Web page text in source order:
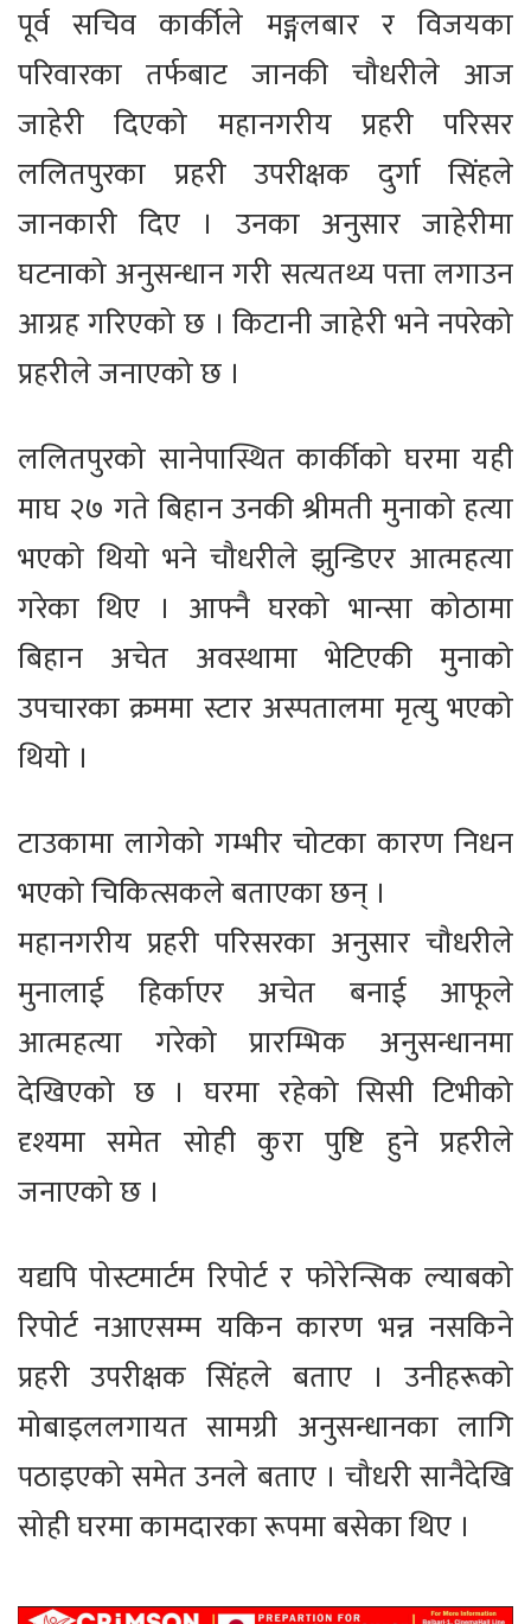
पूर्व सचिव कार्कीले मङ्गलबार र विजयका
परिवारका तर्फबाट जानकी चौधरीले आज
जाहेरी दिएको महानगरीय प्रहरी परिसर
ललितपुरका प्रहरी उपरीक्षक दुर्गा सिंहले
जानकारी दिए । उनका अनुसार जाहेरीमा
घटनाको अनुसन्धान गरी सत्यतथ्य पत्ता लगाउन
आग्रह गरिएको छ । किटानी जाहेरी भने नपरेको
प्रहरीले जनाएको छ ।
ललितपुरको सानेपास्थित कार्कीको घरमा यही
माघ २७ गते बिहान उनकी श्रीमती मुनाको हत्या
भएको थियो भने चौधरीले झुन्डिएर आत्महत्या
गरेका थिए । आफ्नै घरको भान्सा कोठामा
बिहान अचेत अवस्थामा भेटिएकी मुनाको
उपचारका क्रममा स्टार अस्पतालमा मृत्यु भएको
थियो ।
टाउकामा लागेको गम्भीर चोटका कारण निधन
भएको चिकित्सकले बताएका छन् ।
महानगरीय प्रहरी परिसरका अनुसार चौधरीले
मुनालाई हिर्काएर अचेत बनाई आफूले
आत्महत्या गरेको प्रारम्भिक अनुसन्धानमा
देखिएको छ । घरमा रहेको सिसी टिभीको
दृश्यमा समेत सोही कुरा पुष्टि हुने प्रहरीले
जनाएको छ ।
यद्यपि पोस्टमार्टम रिपोर्ट र फोरेन्सिक ल्याबको
रिपोर्ट नआएसम्म यकिन कारण भन्न नसकिने
प्रहरी उपरीक्षक सिंहले बताए । उनीहरूको
मोबाइललगायत सामग्री अनुसन्धानका लागि
पठाइएको समेत उनले बताए । चौधरी सानैदेखि
सोही घरमा कामदारका रूपमा बसेका थिए ।